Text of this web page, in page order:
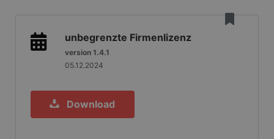
unbegrenzte Firmenlizenz
version 1.4.1
05.12.2024
Download